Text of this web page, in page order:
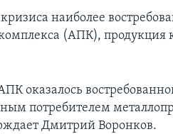
наиболее
(АПК), продукция
оказалось
потребителем
Дмитрий Воронков.